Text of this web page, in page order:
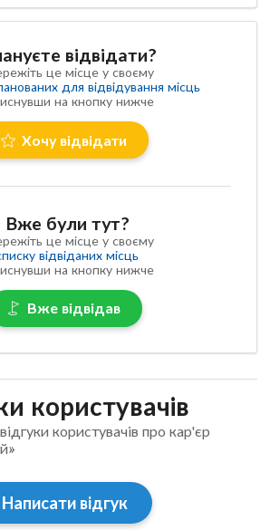
відвідати?
це місце у своєму
для відвідування місць
на кнопку нижче
Хочу відвідати
Вже були тут?
це місце у своєму
відвіданих місць
на кнопку нижче
Вже відвідав
користувачів
користувачів про кар'єр
Написати відгук